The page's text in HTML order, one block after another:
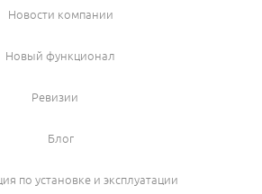
Новости компании
Новый функционал
Ревизии
Блог
по установке и эксплуатации